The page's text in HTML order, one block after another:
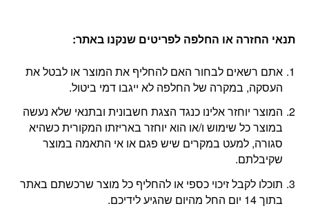
תנאי החזרה או החלפה לפריטים שנקנו באתר:
אתם רשאים לבחור האם להחליף את המוצר או לבטל את
העסקה, במקרה של החלפה לא ייגבו דמי ביטול.
המוצר יוחזר אלינו כנגד הצגת חשבונית ובתנאי שלא נעשה
במוצר כל שימוש ו/או הוא יוחזר באריזתו המקורית כשהיא
סגורה, למעט במקרים שיש פגם או אי התאמה במוצר
שקיבלתם.
תוכלו לקבל זיכוי כספי או להחליף כל מוצר שרכשתם באתר
בתוך 14 יום החל מהיום שהגיע לידיכם.